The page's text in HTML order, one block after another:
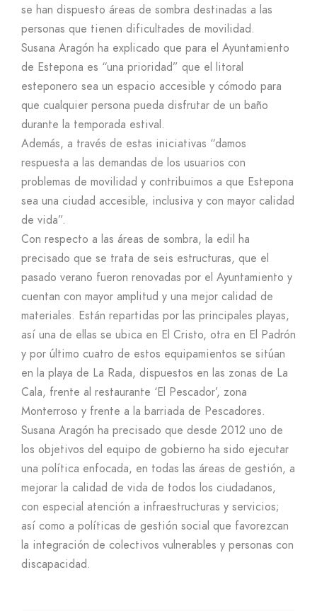
se han dispuesto áreas de sombra destinadas a las
personas que tienen dificultades de movilidad.
Susana Aragón ha explicado que para el Ayuntamiento
de Estepona es “una prioridad” que el litoral
esteponero sea un espacio accesible y cómodo para
que cualquier persona pueda disfrutar de un baño
durante la temporada estival.
Además, a través de estas iniciativas “damos
respuesta a las demandas de los usuarios con
problemas de movilidad y contribuimos a que Estepona
sea una ciudad accesible, inclusiva y con mayor calidad
de vida”.
Con respecto a las áreas de sombra, la edil ha
precisado que se trata de seis estructuras, que el
pasado verano fueron renovadas por el Ayuntamiento y
cuentan con mayor amplitud y una mejor calidad de
materiales. Están repartidas por las principales playas,
así una de ellas se ubica en El Cristo, otra en El Padrón
y por último cuatro de estos equipamientos se sitúan
en la playa de La Rada, dispuestos en las zonas de La
Cala, frente al restaurante ‘El Pescador’, zona
Monterroso y frente a la barriada de Pescadores.
Susana Aragón ha precisado que desde 2012 uno de
los objetivos del equipo de gobierno ha sido ejecutar
una política enfocada, en todas las áreas de gestión, a
mejorar la calidad de vida de todos los ciudadanos,
con especial atención a infraestructuras y servicios;
así como a políticas de gestión social que favorezcan
la integración de colectivos vulnerables y personas con
discapacidad.